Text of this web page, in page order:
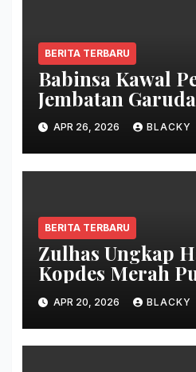
BERITA TERBARU
Babinsa Kawal
Jembatan Garuda
APR 26, 2026 BLACKY
BERITA TERBARU
Zulhas Ungkap
Kopdes Merah
APR 20, 2026 BLACKY